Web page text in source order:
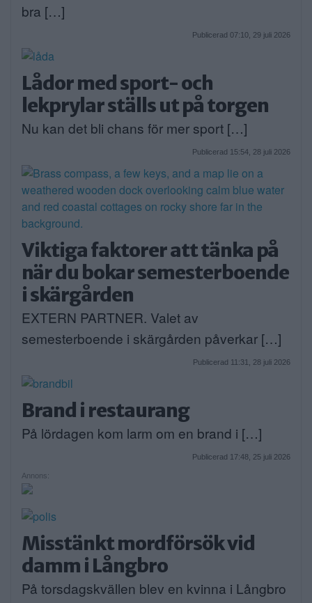
bra […]
Publicerad 07:10, 29 juli 2026
Lådor med sport- och
lekprylar ställs ut på torgen
Nu kan det bli chans för mer sport […]
Publicerad 15:54, 28 juli 2026
Viktiga faktorer att tänka på
när du bokar semesterboende
i skärgården
EXTERN PARTNER. Valet av
semesterboende i skärgården påverkar […]
Publicerad 11:31, 28 juli 2026
Brand i restaurang
På lördagen kom larm om en brand i […]
Publicerad 17:48, 25 juli 2026
Annons:
Misstänkt mordförsök vid
damm i Långbro
På torsdagskvällen blev en kvinna i Långbro